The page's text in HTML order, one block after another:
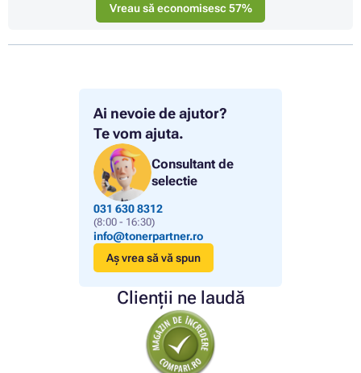
Ai nevoie de ajutor?
Te vom ajuta.
Consultant de
selectie
031 630 8312
(8:00 - 16:30)
info@tonerpartner.ro
Aș vrea să vă spun
Clienții ne laudă
Vreau să economisesc 57%